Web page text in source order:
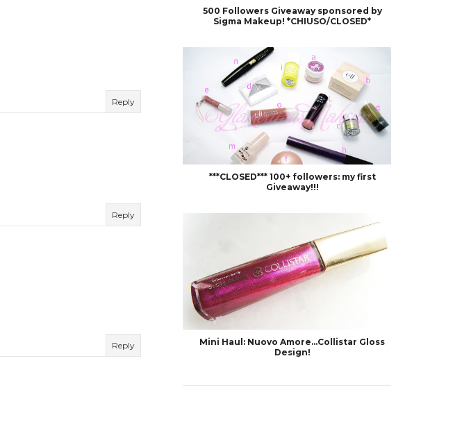
Reply
Reply
Reply
500 Followers Giveaway sponsored by
Sigma Makeup! *CHIUSO/CLOSED*
***CLOSED*** 100+ followers: my first
Giveaway!!!
Mini Haul: Nuovo Amore...Collistar Gloss
Design!